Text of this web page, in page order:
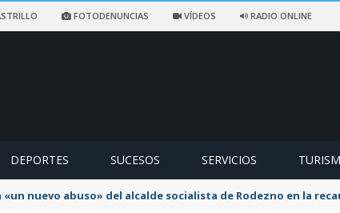
FOTODENUNCIAS VÍDEOS RADIO ONLINE
DEPORTES SUCESOS SERVICIOS
nuevo abuso» del alcalde socialista de Rodezno en la